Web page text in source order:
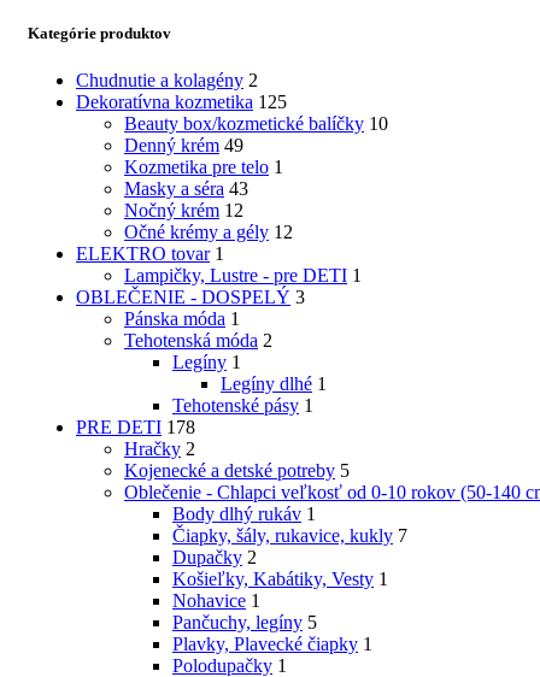
Kategórie produktov
Chudnutie a kolagény 2
Dekoratívna kozmetika 125
Beauty box/kozmetické balíčky 10
Denný krém 49
Kozmetika pre telo 1
Masky a séra 43
Nočný krém 12
Očné krémy a gély 12
ELEKTRO tovar 1
Lampičky, Lustre - pre DETI 1
OBLEČENIE - DOSPELÝ 3
Pánska móda 1
Tehotenská móda 2
Legíny 1
Legíny dlhé 1
Tehotenské pásy 1
PRE DETI 178
Hračky 2
Kojenecké a detské potreby 5
Oblečenie - Chlapci veľkosť od 0-10 rokov (50-140
Body dlhý rukáv 1
Čiapky, šály, rukavice, kukly 7
Dupačky 2
Košieľky, Kabátiky, Vesty 1
Nohavice 1
Pančuchy, legíny 5
Plavky, Plavecké čiapky 1
Polodupačky 1